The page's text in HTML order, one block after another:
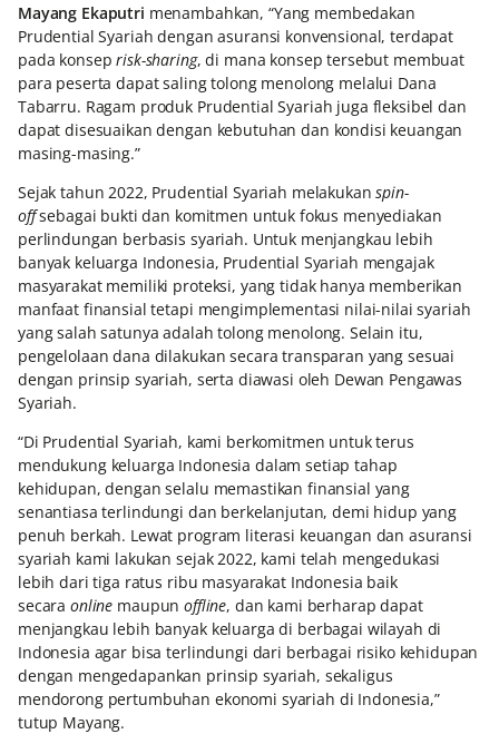
Mayang Ekaputri menambahkan, “Yang membedakan
Prudential Syariah dengan asuransi konvensional, terdapat
pada konseprisk-sharing, di mana konsep tersebut membuat
para peserta dapat saling tolong menolong melalui Dana
Tabarru. Ragam produk Prudential Syariah juga fleksibel dan
dapat disesuaikan dengan kebutuhan dan kondisi keuangan
masing-masing.”
Sejak tahun 2022, Prudential Syariah melakukanspin-
offsebagai bukti dan komitmen untuk fokus menyediakan
perlindungan berbasis syariah. Untuk menjangkau lebih
banyak keluarga Indonesia, Prudential Syariah mengajak
masyarakat memiliki proteksi, yang tidak hanya memberikan
manfaat finansial tetapi mengimplementasi nilai-nilai syariah
yang salah satunya adalah tolong menolong. Selain itu,
pengelolaan dana dilakukan secara transparan yang sesuai
dengan prinsip syariah, serta diawasi oleh Dewan Pengawas
Syariah.
“Di Prudential Syariah, kami berkomitmen untuk terus
mendukung keluarga Indonesia dalam setiap tahap
kehidupan, dengan selalu memastikan finansial yang
senantiasa terlindungi dan berkelanjutan, demi hidup yang
penuh berkah. Lewat program literasi keuangan dan asuransi
syariah kami lakukan sejak 2022, kami telah mengedukasi
lebih dari tiga ratus ribu masyarakat Indonesia baik
secaraonline maupunoffline, dan kami berharap dapat
menjangkau lebih banyak keluarga di berbagai wilayah di
Indonesia agar bisa terlindungi dari berbagai risiko kehidupan
dengan mengedapankan prinsip syariah, sekaligus
mendorong pertumbuhan ekonomi syariah di Indonesia,”
tutup Mayang.